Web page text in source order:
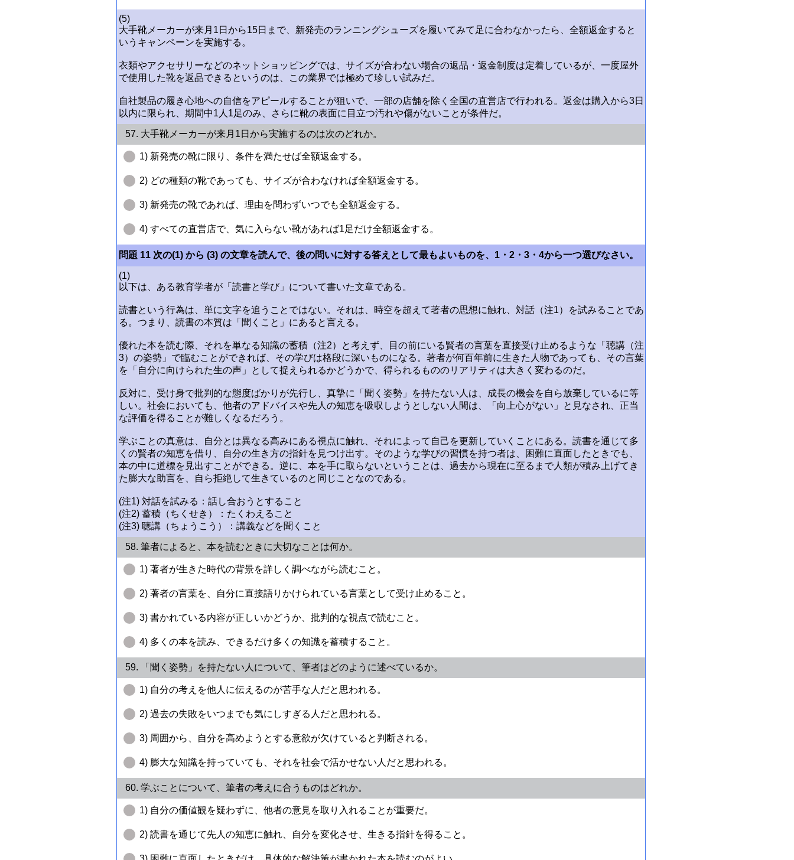
(5)
大手靴メーカーが来月1日から15日まで、新発売のランニングシューズを履いてみて足に合わなかったら、全額返金すると
いうキャンペーンを実施する。
衣類やアクセサリーなどのネットショッピングでは、サイズが合わない場合の返品・返金制度は定着しているが、一度屋外
で使用した靴を返品できるというのは、この業界では極めて珍しい試みだ。
自社製品の履き心地への自信をアピールすることが狙いで、一部の店舗を除く全国の直営店で行われる。返金は購入から3日
以内に限られ、期間中1人1足のみ、さらに靴の表面に目立つ汚れや傷がないことが条件だ。
57. 大手靴メーカーが来月1日から実施するのは次のどれか。
1) 新発売の靴に限り、条件を満たせば全額返金する。
2) どの種類の靴であっても、サイズが合わなければ全額返金する。
3) 新発売の靴であれば、理由を問わずいつでも全額返金する。
4) すべての直営店で、気に入らない靴があれば1足だけ全額返金する。
問題 11 次の(1) から (3) の文章を読んで、後の問いに対する答えとして最もよいものを、1・2・3・4から一つ選びなさい。
(1)
以下は、ある教育学者が「読書と学び」について書いた文章である。
読書という行為は、単に文字を追うことではない。それは、時空を超えて著者の思想に触れ、対話（注1）を試みることであ
る。つまり、読書の本質は「聞くこと」にあると言える。
優れた本を読む際、それを単なる知識の蓄積（注2）と考えず、目の前にいる賢者の言葉を直接受け止めるような「聴講（注
3）の姿勢」で臨むことができれば、その学びは格段に深いものになる。著者が何百年前に生きた人物であっても、その言葉
を「自分に向けられた生の声」として捉えられるかどうかで、得られるもののリアリティは大きく変わるのだ。
反対に、受け身で批判的な態度ばかりが先行し、真摯に「聞く姿勢」を持たない人は、成長の機会を自ら放棄しているに等
しい。社会においても、他者のアドバイスや先人の知恵を吸収しようとしない人間は、「向上心がない」と見なされ、正当
な評価を得ることが難しくなるだろう。
学ぶことの真意は、自分とは異なる高みにある視点に触れ、それによって自己を更新していくことにある。読書を通じて多
くの賢者の知恵を借り、自分の生き方の指針を見つけ出す。そのような学びの習慣を持つ者は、困難に直面したときでも、
本の中に道標を見出すことができる。逆に、本を手に取らないということは、過去から現在に至るまで人類が積み上げてき
た膨大な助言を、自ら拒絶して生きているのと同じことなのである。
(注1) 対話を試みる：話し合おうとすること
(注2) 蓄積（ちくせき）：たくわえること
(注3) 聴講（ちょうこう）：講義などを聞くこと
58. 筆者によると、本を読むときに大切なことは何か。
1) 著者が生きた時代の背景を詳しく調べながら読むこと。
2) 著者の言葉を、自分に直接語りかけられている言葉として受け止めること。
3) 書かれている内容が正しいかどうか、批判的な視点で読むこと。
4) 多くの本を読み、できるだけ多くの知識を蓄積すること。
59. 「聞く姿勢」を持たない人について、筆者はどのように述べているか。
1) 自分の考えを他人に伝えるのが苦手な人だと思われる。
2) 過去の失敗をいつまでも気にしすぎる人だと思われる。
3) 周囲から、自分を高めようとする意欲が欠けていると判断される。
4) 膨大な知識を持っていても、それを社会で活かせない人だと思われる。
60. 学ぶことについて、筆者の考えに合うものはどれか。
1) 自分の価値観を疑わずに、他者の意見を取り入れることが重要だ。
2) 読書を通じて先人の知恵に触れ、自分を変化させ、生きる指針を得ること。